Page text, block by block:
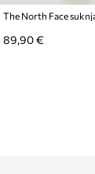
89,90 €